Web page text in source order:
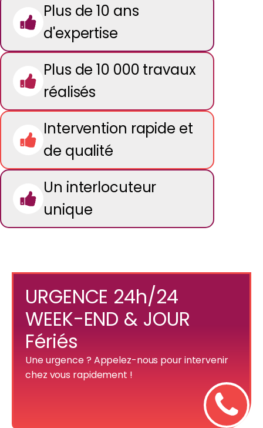
Plus de 10 ans
d'expertise
Plus de 10 000 travaux
réalisés
Intervention rapide et
de qualité
Un interlocuteur
unique
URGENCE 24h/24
WEEK-END & JOUR
Fériés
Une urgence ? Appelez-nous pour intervenir
chez vous rapidement !